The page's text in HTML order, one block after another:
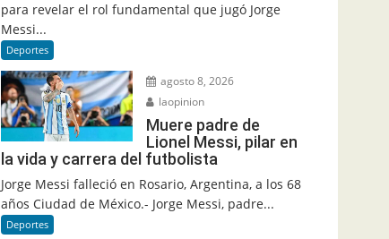
para revelar el rol fundamental que jugó Jorge
Messi...
Deportes
agosto 8, 2026
laopinion
Muere padre de
Lionel Messi, pilar en
la vida y carrera del futbolista
Jorge Messi falleció en Rosario, Argentina, a los 68
años Ciudad de México.- Jorge Messi, padre...
Deportes